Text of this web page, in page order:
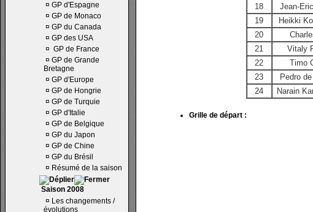
¤ GP d'Espagne
¤ GP de Monaco
¤ GP du Canada
¤ GP des USA
¤ GP de France
¤ GP de Grande
Bretagne
¤ GP d'Europe
¤ GP de Hongrie
¤ GP de Turquie
¤ GP d'Italie
¤ GP de Belgique
¤ GP du Japon
¤ GP de Chine
¤ GP du Brésil
¤ Résumé de la saison
Saison 2008
¤ Les changements /
évolutions
18
Jean-
19
Heikki
20
21
Vitaly
22
Timo
23
Pedro
24
Narain
Grille de départ :